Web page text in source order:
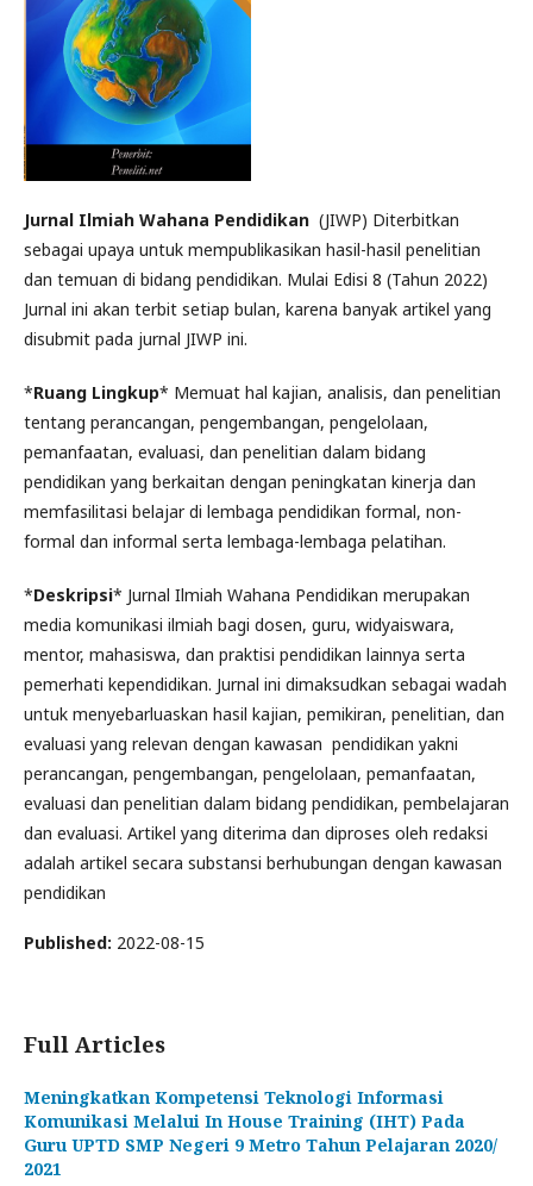
Jurnal Ilmiah Wahana Pendidikan (JIWP) Diterbitkan
sebagai upaya untuk mempublikasikan hasil-hasil penelitian
dan temuan di bidang pendidikan. Mulai Edisi 8 (Tahun 2022)
Jurnal ini akan terbit setiap bulan, karena banyak artikel yang
disubmit pada jurnal JIWP ini.
*Ruang Lingkup* Memuat hal kajian, analisis, dan penelitian
tentang perancangan, pengembangan, pengelolaan,
pemanfaatan, evaluasi, dan penelitian dalam bidang
pendidikan yang berkaitan dengan peningkatan kinerja dan
memfasilitasi belajar di lembaga pendidikan formal, non-
formal dan informal serta lembaga-lembaga pelatihan.
*Deskripsi* Jurnal Ilmiah Wahana Pendidikan merupakan
media komunikasi ilmiah bagi dosen, guru, widyaiswara,
mentor, mahasiswa, dan praktisi pendidikan lainnya serta
pemerhati kependidikan. Jurnal ini dimaksudkan sebagai wadah
untuk menyebarluaskan hasil kajian, pemikiran, penelitian, dan
evaluasi yang relevan dengan kawasan pendidikan yakni
perancangan, pengembangan, pengelolaan, pemanfaatan,
evaluasi dan penelitian dalam bidang pendidikan, pembelajaran
dan evaluasi. Artikel yang diterima dan diproses oleh redaksi
adalah artikel secara substansi berhubungan dengan kawasan
pendidikan
Published: 2022-08-15
Full Articles
Meningkatkan Kompetensi Teknologi Informasi
Komunikasi Melalui In House Training (IHT) Pada
Guru UPTD SMP Negeri 9 Metro Tahun Pelajaran 2020/
2021